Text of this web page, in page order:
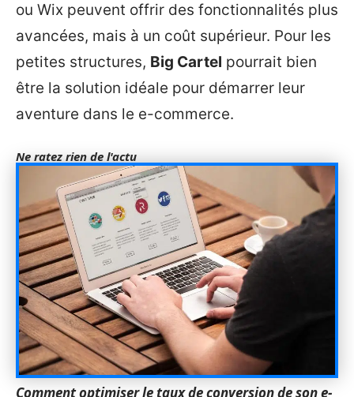
ou Wix peuvent offrir des fonctionnalités plus
avancées, mais à un coût supérieur. Pour les
petites structures, Big Cartel pourrait bien
être la solution idéale pour démarrer leur
aventure dans le e-commerce.
Ne ratez rien de l'actu
Comment optimiser le taux de conversion de son e-